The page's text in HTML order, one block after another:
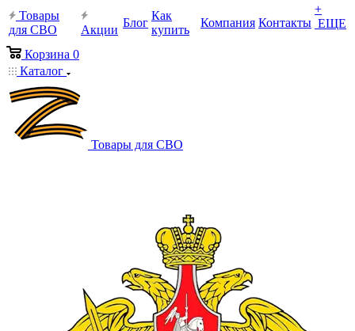
Товары
для СВО
Акции
Блог
Как
купить
Компания Контакты
+
ЕЩЕ
Корзина 0
Каталог
Товары для СВО